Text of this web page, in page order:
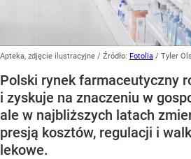
Apteka, zdjęcie ilustracyjne / Źródło: Fotolia / Tyler
Polski rynek farmaceutyczny
i zyskuje na znaczeniu w
ale w najbliższych latach
presją kosztów, regulacji i
lekowe.